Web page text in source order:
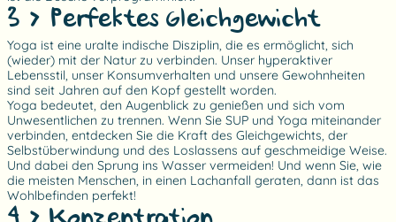
3 > Perfektes Gleichgewicht
Yoga ist eine uralte indische Disziplin, die es ermöglicht, sich
(wieder) mit der Natur zu verbinden. Unser hyperaktiver
Lebensstil, unser Konsumverhalten und unsere Gewohnheiten
sind seit Jahren auf den Kopf gestellt worden.
Yoga bedeutet, den Augenblick zu genießen und sich vom
Unwesentlichen zu trennen. Wenn Sie SUP und Yoga miteinander
verbinden, entdecken Sie die Kraft des Gleichgewichts, der
Selbstüberwindung und des Loslassens auf geschmeidige Weise.
Und dabei den Sprung ins Wasser vermeiden! Und wenn Sie, wie
die meisten Menschen, in einen Lachanfall geraten, dann ist das
Wohlbefinden perfekt!